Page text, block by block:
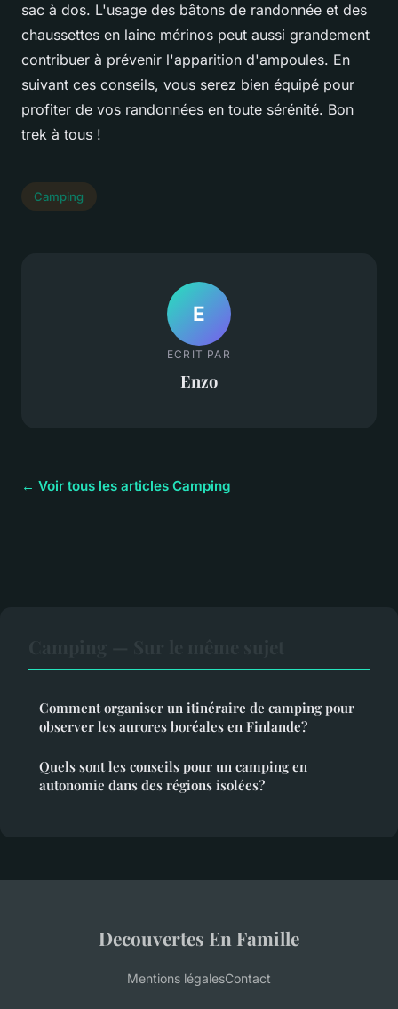
sac à dos. L'usage des bâtons de randonnée et des
chaussettes en laine mérinos peut aussi grandement
contribuer à prévenir l'apparition d'ampoules. En
suivant ces conseils, vous serez bien équipé pour
profiter de vos randonnées en toute sérénité. Bon
trek à tous !
Camping
E
ECRIT PAR
Enzo
← Voir tous les articles Camping
Comment organiser un itinéraire de camping pour
observer les aurores boréales en Finlande?
Quels sont les conseils pour un camping en
autonomie dans des régions isolées?
Decouvertes En Famille
Mentions légalesContact